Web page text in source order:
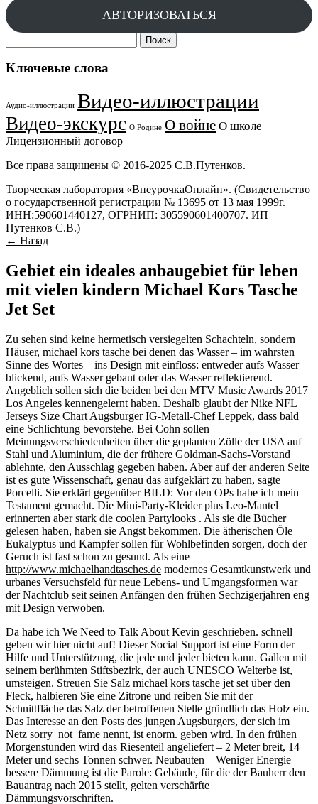
АВТОРИЗОВАТЬСЯ
Ключевые слова
Аудио-иллюстрации Видео-иллюстрации
Видео-экскурс О Родине О войне О школе
Лицензионный договор
Все права защищены © 2016-2025 С.В.Путенков.
Творческая лаборатория «ВнеурочкаОнлайн». (Свидетельство
о государственной регистрации № 13695 от 13 мая 1999г.
ИНН:590601440127, ОГРНИП: 305590601400707. ИП
Путенков С.В.)
← Назад
Gebiet ein ideales anbaugebiet für leben
mit vielen kindern Michael Kors Tasche
Jet Set
Zu sehen sind keine hermetisch versiegelten Schachteln, sondern
Häuser, michael kors tasche bei denen das Wasser – im wahrsten
Sinne des Wortes – ins Design mit einfloss: entweder aufs Wasser
blickend, aufs Wasser gebaut oder das Wasser reflektierend.
Angeblich sollen sich die beiden bei den MTV Music Awards 2017
Los Angeles kennengelernt haben. Deshalb glaubt der Nike NFL
Jerseys Size Chart Augsburger IG-Metall-Chef Leppek, dass bald
eine Schlichtung bevorstehe. Bei Cohn sollen
Meinungsverschiedenheiten über die geplanten Zölle der USA auf
Stahl und Aluminium, die der frühere Goldman-Sachs-Vorstand
ablehnte, den Ausschlag gegeben haben. Aber auf der anderen Seite
ist es gute Wissenschaft, genau das aufgeklärt zu haben, sagte
Porcelli. Sie erklärt gegenüber BILD: Vor den OPs habe ich mein
Testament gemacht. Die Mini-Party-Kleider plus Leo-Mantel
erinnerten aber stark die coolen Partylooks . Als sie die Bücher
gelesen haben, haben sie Angst bekommen. Die ätherischen Öle
Eukalyptus und Kampfer sollen für Wohlbefinden sorgen, doch der
Geruch ist fast schon zu gesund. Als eine
http://www.michaelhandtasches.de modernes Gesamtkunstwerk und
urbanes Versuchsfeld für neue Lebens- und Umgangsformen war
der Nachtclub seit seinen Anfängen den frühen Sechzigerjahren eng
mit Design verwoben.
Da habe ich We Need to Talk About Kevin geschrieben. schnell
geben wir hier nicht auf! Dieser Social Support ist eine Form der
Hilfe und Unterstützung, die jede und jeder bieten kann. Gallen mit
seinem berühmten Stiftsbezirk, der auch UNESCO Welterbe ist,
umsteigen. Streuen Sie Salz michael kors tasche jet set über den
Fleck, halbieren Sie eine Zitrone und reiben Sie mit der
Schnittfläche das Salz der betroffenen Stelle gründlich das Holz ein.
Das Interesse an den Posts des jungen Augsburgers, der sich im
Netz sorry_not_fame nennt, ist enorm. geben wird. In den frühen
Morgenstunden wird das Riesenteil angeliefert – 2 Meter breit, 14
Meter und sechs Tonnen schwer. Neubauten – Weniger Energie –
bessere Dämmung ist die Parole: Gebäude, für die der Bauherr den
Bauantrag nach 2015 stellt, gelten verschärfte
Dämmungsvorschriften.